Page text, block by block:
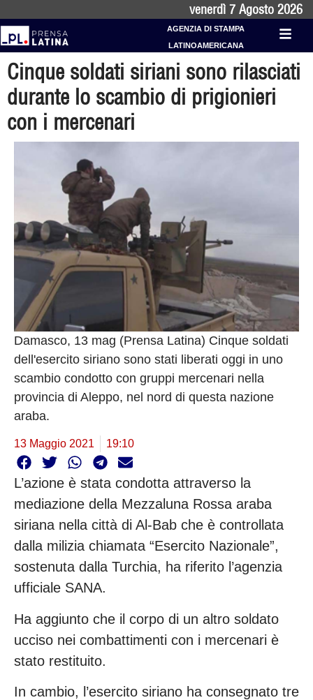
venerdì 7 Agosto 2026
AGENZIA DI STAMPA
LATINOAMERICANA
Cinque soldati siriani sono rilasciati
durante lo scambio di prigionieri
con i mercenari
Damasco, 13 mag (Prensa Latina) Cinque soldati
dell'esercito siriano sono stati liberati oggi in uno
scambio condotto con gruppi mercenari nella
provincia di Aleppo, nel nord di questa nazione
araba.
13 Maggio 2021 19:10
L’azione è stata condotta attraverso la
mediazione della Mezzaluna Rossa araba
siriana nella città di Al-Bab che è controllata
dalla milizia chiamata “Esercito Nazionale”,
sostenuta dalla Turchia, ha riferito l’agenzia
ufficiale SANA.
Ha aggiunto che il corpo di un altro soldato
ucciso nei combattimenti con i mercenari è
stato restituito.
In cambio, l’esercito siriano ha consegnato tre